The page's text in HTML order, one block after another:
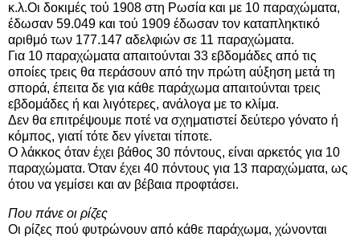
κ.λ.Οι δοκιμές τού 1908 στη Ρωσία και με 10 παραχώματα,
έδωσαν 59.049 και τού 1909 έδωσαν τον καταπληκτικό
αριθμό των 177.147 αδελφιών σε 11 παραχώματα.
Για 10 παραχώματα απαιτούνται 33 εβδομάδες από τις
οποίες τρεις θα περάσουν από την πρώτη αύξηση μετά τη
σπορά, έπειτα δε για κάθε παράχωμα απαιτούνται τρεις
εβδομάδες ή και λιγότερες, ανάλογα με το κλίμα.
Δεν θα επιτρέψουμε ποτέ να σχηματιστεί δεύτερο γόνατο ή
κόμπος, γιατί τότε δεν γίνεται τίποτε.
Ο λάκκος όταν έχει βάθος 30 πόντους, είναι αρκετός για 10
παραχώματα. Όταν έχει 40 πόντους για 13 παραχώματα, ως
ότου να γεμίσει και αν βέβαια προφτάσει.
Που πάνε οι ρίζες
Οι ρίζες πού φυτρώνουν από κάθε παράχωμα, χώνονται